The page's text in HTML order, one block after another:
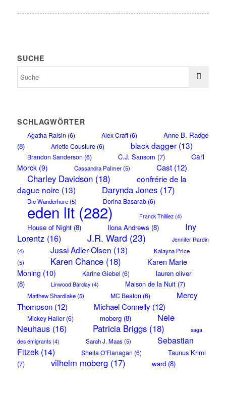
SUCHE
SCHLAGWÖRTER
Agatha Raisin (6) Alex Craft(6)
Anne B. Radge
(8)
Arlette Cousture(6) black dagger(13)
Brandon Sanderson (6) C.J. Sansom (7)
Carl
Morck(9) Cassandra Palmer(5) Cast(12)
Charley Davidson(18)
confrérie de la
dague noire (13) Darynda Jones(17)
Die Wanderhure(5) Dorina Basarab(6)
eden lit(282) Franck Thilliez(4)
House of Night(8) Ilona Andrews (8)
Iny
Lorentz(16) J.R. Ward (23)
Jennifer Rardin
(4)
Jussi Adler-Olsen (13)
Kalayna Price
(5)
Karen Chance(18)
Karen Marie
Moning (10) Karine Giebel (6)
lauren oliver
(8)
Linwood Barclay(4) Maison de la Nuit(7)
Matthew Shardlake(5) MC Beaton (6)
Mercy
Thompson(12) Michael Connelly (12)
Mickey Haller(6) moberg(8)
Nele
Neuhaus(16) Patricia Briggs(18)
saga
des émigrants(4) Sarah J. Maas(5)
Sebastian
Fitzek(14) Sheila O'Flanagan (6)
Taunus Krimi
(7)
vilhelm moberg(17) ward(8)